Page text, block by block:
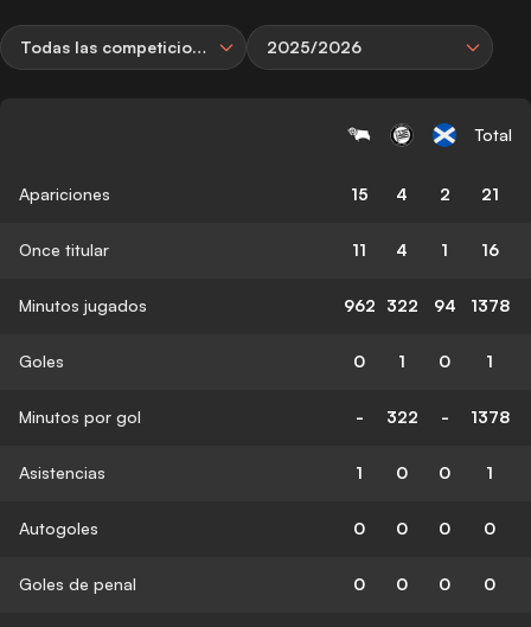
Todas las competiciones 2025/2026
Total
Apariciones 15 4 2 21
Once titular 11 4 1 16
Minutos jugados 962 322 94 1378
Goles 0 1 0 1
Minutos por gol - 322 - 1378
Asistencias 1 0 0 1
Autogoles 0 0 0 0
Goles de penal 0 0 0 0